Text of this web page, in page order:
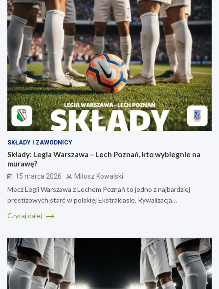
SKŁADY I ZAWODNICY
Składy: Legia Warszawa – Lech Poznań, kto wybiegnie na
murawę?
15 marca 2026 Miłosz Kowalski
Mecz Legii Warszawa z Lechem Poznań to jedno z najbardziej
prestiżowych starć w polskiej Ekstraklasie. Rywalizacja…
Czytaj dalej